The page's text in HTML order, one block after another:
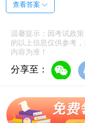
查看答案
温馨提示：因考试政
的以上信息仅供参考
内容为准！
分享至：